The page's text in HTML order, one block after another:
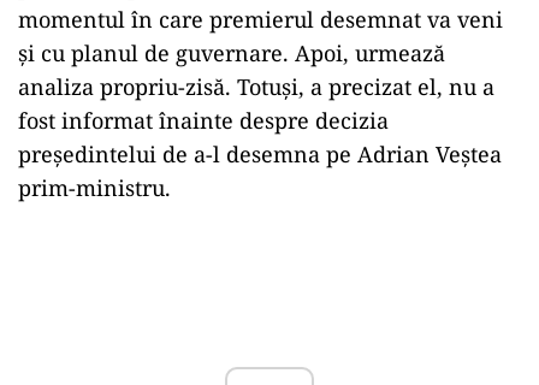
momentul în care premierul desemnat va veni
și cu planul de guvernare. Apoi, urmează
analiza propriu-zisă. Totuși, a precizat el, nu a
fost informat înainte despre decizia
președintelui de a-l desemna pe Adrian Veștea
prim-ministru.